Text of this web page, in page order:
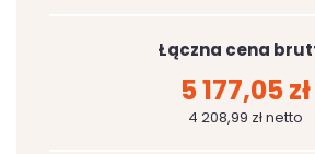
Łączna cena
5 177,05 zł
4 208,99 zł netto